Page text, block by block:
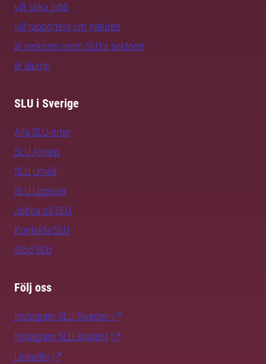
vill söka jobb
vill rapportera om naturen
är verksam inom SLU:s sektorer
är alumn
SLU i Sverige
Alla SLU-orter
SLU Alnarp
SLU Umeå
SLU Uppsala
Jobba på SLU
Kontakta SLU
Stöd SLU
Följ oss
Instagram SLU.Sweden
Instagram SLU.student
LinkedIn